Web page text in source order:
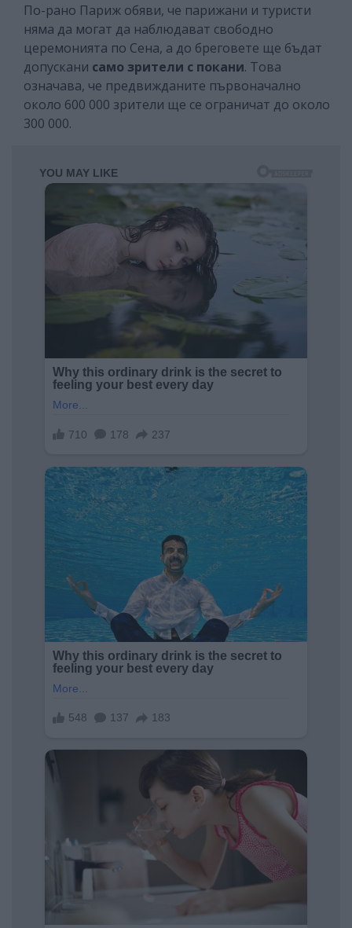
По-рано Париж обяви, че парижани и туристи
няма да могат да наблюдават свободно
церемонията по Сена, а до бреговете ще бъдат
допускани само зрители с покани. Това
означава, че предвижданите първоначално
около 600 000 зрители ще се ограничат до около
300 000.